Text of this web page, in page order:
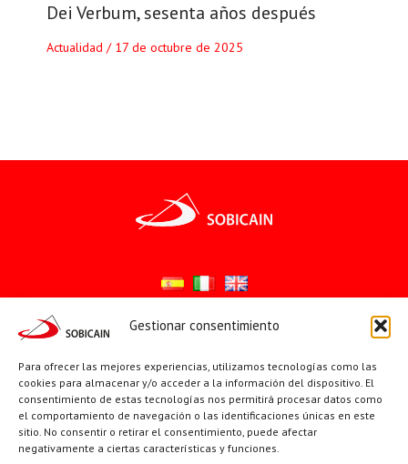
Gestionar consentimiento
Para ofrecer las mejores experiencias, utilizamos tecnologías como las
cookies para almacenar y/o acceder a la información del dispositivo. El
consentimiento de estas tecnologías nos permitirá procesar datos como
el comportamiento de navegación o las identificaciones únicas en este
sitio. No consentir o retirar el consentimiento, puede afectar
negativamente a ciertas características y funciones.
Dei Verbum, sesenta años después
Actualidad / 17 de octubre de 2025
YouTube
X Facebook
PÁGINAS INSTITUCIONALES